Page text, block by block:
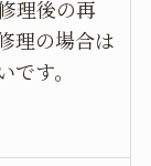
理後の再
理の場合は
す。